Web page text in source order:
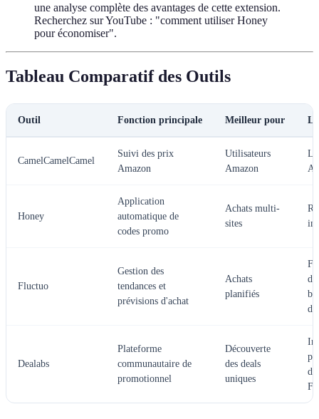
une analyse complète des avantages de cette extension.
Recherchez sur YouTube : "comment utiliser Honey
pour économiser".
Tableau Comparatif des Outils
Outil Fonction principale Meilleur pour
CamelCamelCamel
Suivi des prix
Amazon
Utilisateurs
Amazon
Honey
Application
automatique de
codes promo
Achats multi-
sites
Fluctuo
Gestion des
tendances et
prévisions d'achat
Achats
planifiés
Dealabs
Plateforme
communautaire de
promotionnel
Découverte
des deals
uniques